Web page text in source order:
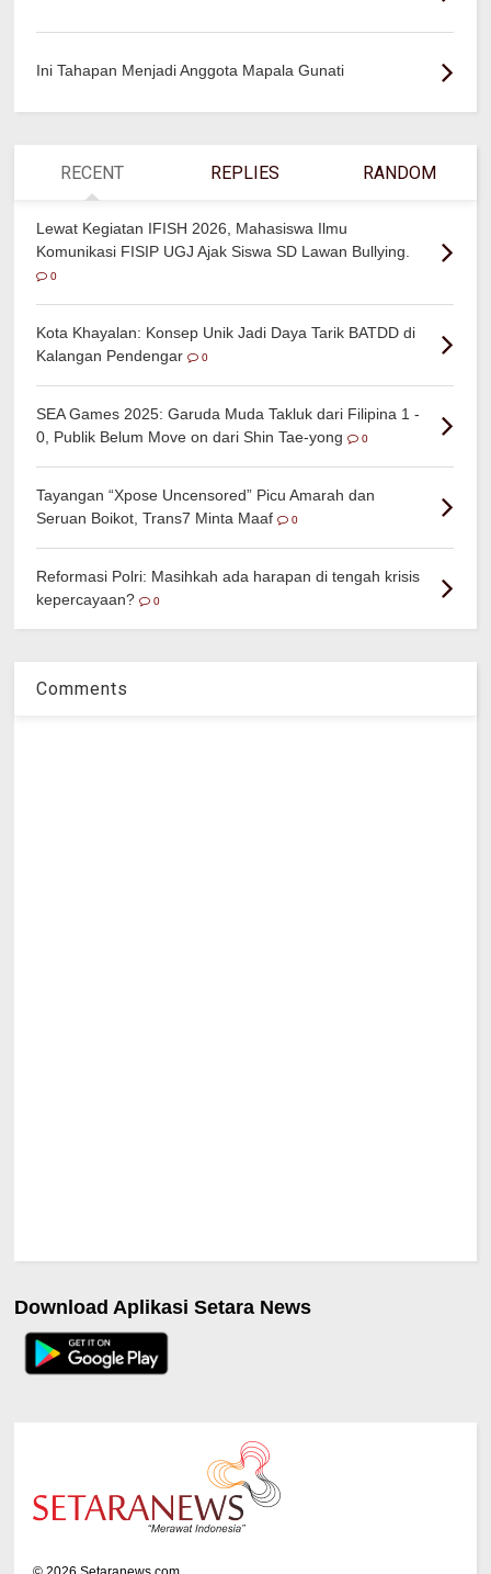
Ini Tahapan Menjadi Anggota Mapala Gunati
RECENT REPLIES RANDOM
Lewat Kegiatan IFISH 2026, Mahasiswa Ilmu
Komunikasi FISIP UGJ Ajak Siswa SD Lawan Bullying.
0
Kota Khayalan: Konsep Unik Jadi Daya Tarik BATDD di
Kalangan Pendengar
0
SEA Games 2025: Garuda Muda Takluk dari Filipina 1 -
0, Publik Belum Move on dari Shin Tae-yong
0
Tayangan “Xpose Uncensored” Picu Amarah dan
Seruan Boikot, Trans7 Minta Maaf
0
Reformasi Polri: Masihkah ada harapan di tengah krisis
kepercayaan?
0
Comments
Download Aplikasi Setara News